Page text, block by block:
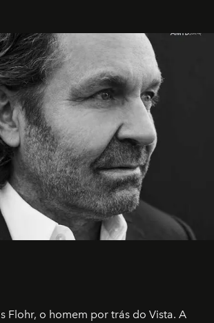
Flohr, o homem por trás do Vista. A